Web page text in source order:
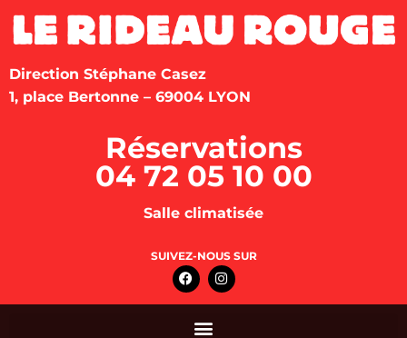
Direction Stéphane Casez
1, place Bertonne – 69004 LYON
Réservations
04 72 05 10 00
Salle climatisée
SUIVEZ-NOUS SUR